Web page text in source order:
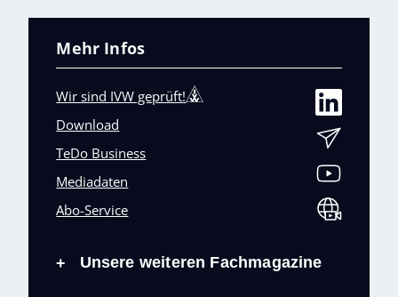
Mehr Infos
Wir sind IVW geprüft!
Download
TeDo Business
Mediadaten
Abo-Service
+ Unsere weiteren Fachmagazine